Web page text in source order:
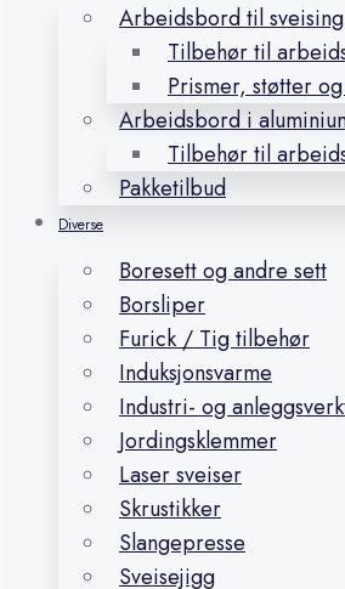
Arbeidsbord til sveising
Tilbehør til
Prismer, støtter
Arbeidsbord i
Tilbehør til
Pakketilbud
Diverse
Boresett og andre sett
Borsliper
Furick / Tig tilbehør
Induksjonsvarme
Industri- og
Jordingsklemmer
Laser sveiser
Skrustikker
Slangepresse
Sveisejigg